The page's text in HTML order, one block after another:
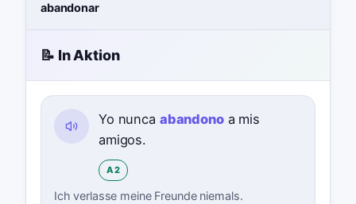
abandonar
📝 In Aktion
Yo nunca abandonoa mis
amigos.
A2
Ich verlasse meine Freunde niemals.